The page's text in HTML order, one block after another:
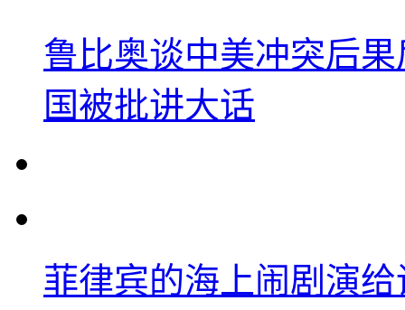
鲁比奥谈中美冲突后
国被批讲大话
菲律宾的海上闹剧演